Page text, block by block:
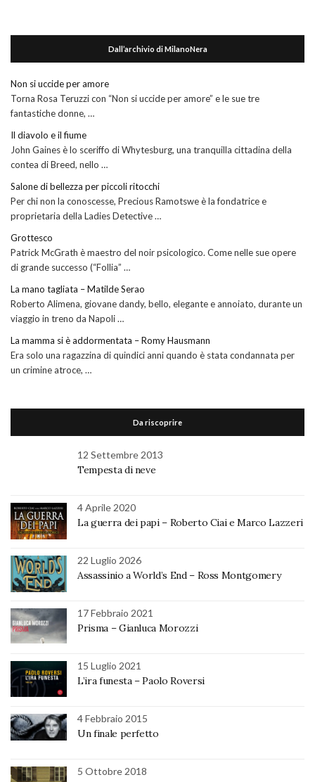
Dall’archivio di MilanoNera
Non si uccide per amore
Torna Rosa Teruzzi con “Non si uccide per amore” e le sue tre
fantastiche donne, …
Il diavolo e il fiume
John Gaines è lo sceriffo di Whytesburg, una tranquilla cittadina della
contea di Breed, nello …
Salone di bellezza per piccoli ritocchi
Per chi non la conoscesse, Precious Ramotswe è la fondatrice e
proprietaria della Ladies Detective …
Grottesco
Patrick McGrath è maestro del noir psicologico. Come nelle sue opere
di grande successo (“Follia” …
La mano tagliata – Matilde Serao
Roberto Alimena, giovane dandy, bello, elegante e annoiato, durante un
viaggio in treno da Napoli …
La mamma si è addormentata – Romy Hausmann
Era solo una ragazzina di quindici anni quando è stata condannata per
un crimine atroce, …
Da riscoprire
12 Settembre 2013
Tempesta di neve
4 Aprile 2020
La guerra dei papi – Roberto Ciai e Marco Lazzeri
22 Luglio 2026
Assassinio a World’s End – Ross Montgomery
17 Febbraio 2021
Prisma – Gianluca Morozzi
15 Luglio 2021
L’ira funesta – Paolo Roversi
4 Febbraio 2015
Un finale perfetto
5 Ottobre 2018